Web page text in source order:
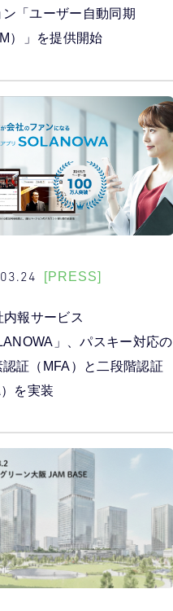
ン「ユーザー自動同期
）」を提供開始
[PRESS]
内報サービス
」、パスキー対応の
認証（MFA）と二段階認証
）を実装